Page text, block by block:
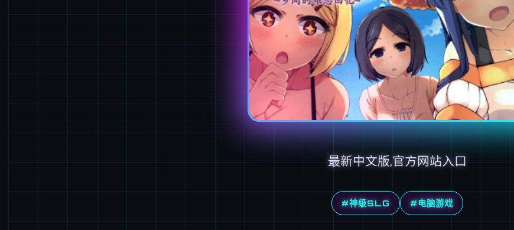
最新中文版,官方网站入口
#神级SLG #电脑游戏